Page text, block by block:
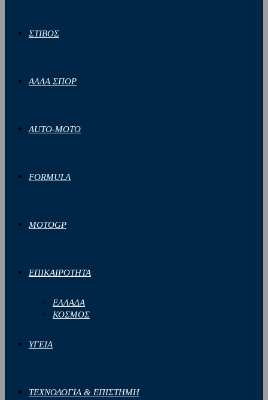
ΣΤΙΒΟΣ
ΑΛΛΑ ΣΠΟΡ
AUTO-MOTO
FORMULA
MOTOGP
ΕΠΙΚΑΙΡΟΤΗΤΑ
ΕΛΛΑΔΑ
ΚΟΣΜΟΣ
ΥΓΕΙΑ
ΤΕΧΝΟΛΟΓΙΑ & ΕΠΙΣΤΗΜΗ